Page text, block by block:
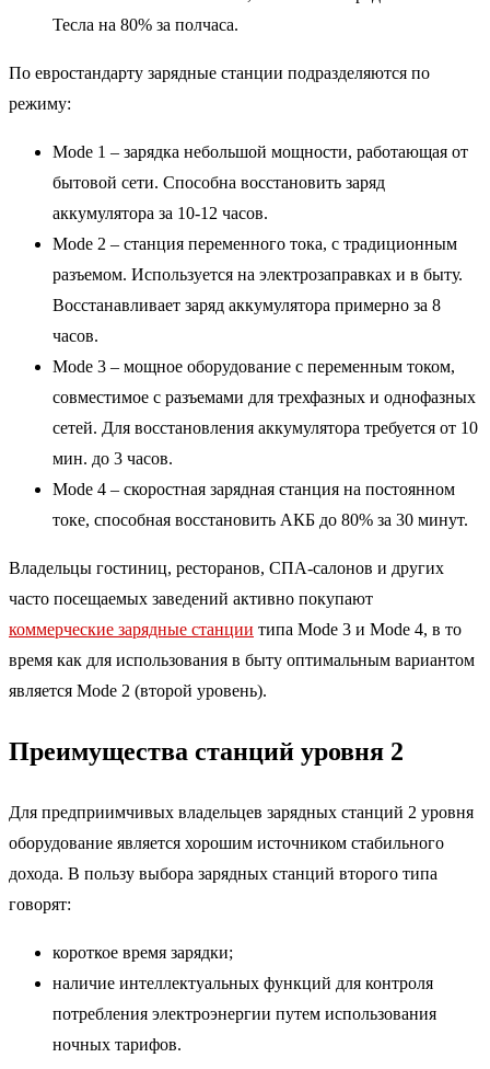
Тесла на 80% за полчаса.
По евростандарту зарядные станции подразделяются по
режиму:
Mode 1 – зарядка небольшой мощности, работающая от
бытовой сети. Способна восстановить заряд
аккумулятора за 10-12 часов.
Mode 2 – станция переменного тока, с традиционным
разъемом. Используется на электрозаправках и в быту.
Восстанавливает заряд аккумулятора примерно за 8
часов.
Mode 3 – мощное оборудование с переменным током,
совместимое с разъемами для трехфазных и однофазных
сетей. Для восстановления аккумулятора требуется от 10
мин. до 3 часов.
Mode 4 – скоростная зарядная станция на постоянном
токе, способная восстановить АКБ до 80% за 30 минут.
Владельцы гостиниц, ресторанов, СПА-салонов и других
часто посещаемых заведений активно покупают
коммерческие зарядные станции типа Mode 3 и Mode 4, в то
время как для использования в быту оптимальным вариантом
является Mode 2 (второй уровень).
Преимущества станций уровня 2
Для предприимчивых владельцев зарядных станций 2 уровня
оборудование является хорошим источником стабильного
дохода. В пользу выбора зарядных станций второго типа
говорят:
короткое время зарядки;
наличие интеллектуальных функций для контроля
потребления электроэнергии путем использования
ночных тарифов.